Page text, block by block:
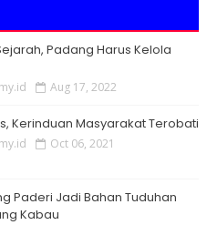
Padang Harus Kelola
Aug 17, 2022
Kerinduan Masyarakat Terobati
Oct 06, 2021
Paderi Jadi Bahan Tuduhan
Kabau